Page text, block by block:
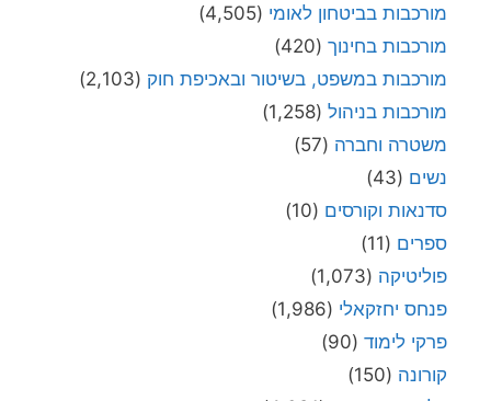
מורכבות בביטחון לאומי (4,505)
מורכבות בחינוך (420)
מורכבות במשפט, בשיטור ובאכיפת חוק (2,103)
מורכבות בניהול (1,258)
משטרה וחברה (57)
נשים (43)
סדנאות וקורסים (10)
ספרים (11)
פוליטיקה (1,073)
פנחס יחזקאלי (1,986)
פרקי לימוד (90)
קורונה (150)